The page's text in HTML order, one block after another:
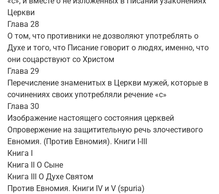
Церкви
Глава 28
О том, что противники не дозволяют употреблять о
Духе и того, что Писание говорит о людях, именно, что
они соцарствуют со Христом
Глава 29
Перечисление знаменитых в Церкви мужей, которые в
сочинениях своих употребляли речение «с»
Глава 30
Изображение настоящего состояния церквей
Опровержение на защитительную речь злочестивого
Евномия. (Против Евномия). Книги I-III
Книга I
Книга II О Сыне
Книга III О Духе Святом
Против Евномия. Книги IV и V (spuria)